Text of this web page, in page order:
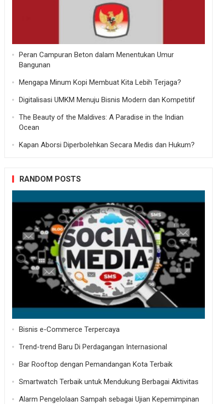
Peran Campuran Beton dalam Menentukan Umur
Bangunan
Mengapa Minum Kopi Membuat Kita Lebih Terjaga?
Digitalisasi UMKM Menuju Bisnis Modern dan Kompetitif
The Beauty of the Maldives: A Paradise in the Indian
Ocean
Kapan Aborsi Diperbolehkan Secara Medis dan Hukum?
RANDOM POSTS
Bisnis e-Commerce Terpercaya
Trend-trend Baru Di Perdagangan Internasional
Bar Rooftop dengan Pemandangan Kota Terbaik
Smartwatch Terbaik untuk Mendukung Berbagai Aktivitas
Alarm Pengelolaan Sampah sebagai Ujian Kepemimpinan